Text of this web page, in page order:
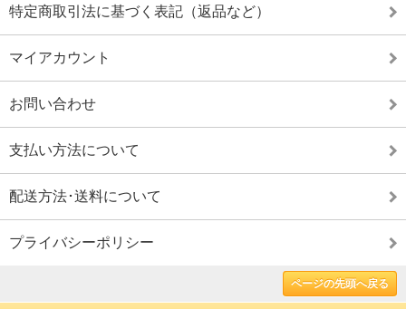
特定商取引法に基づく表記（返品など）
マイアカウント
お問い合わせ
支払い方法について
配送方法･送料について
プライバシーポリシー
ページの先頭へ戻る